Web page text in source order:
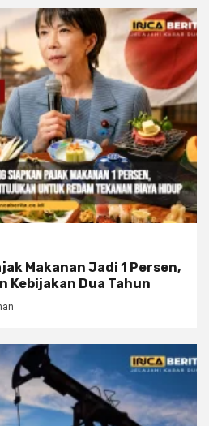
Makanan Jadi 1 Persen,
Kebijakan Dua Tahun